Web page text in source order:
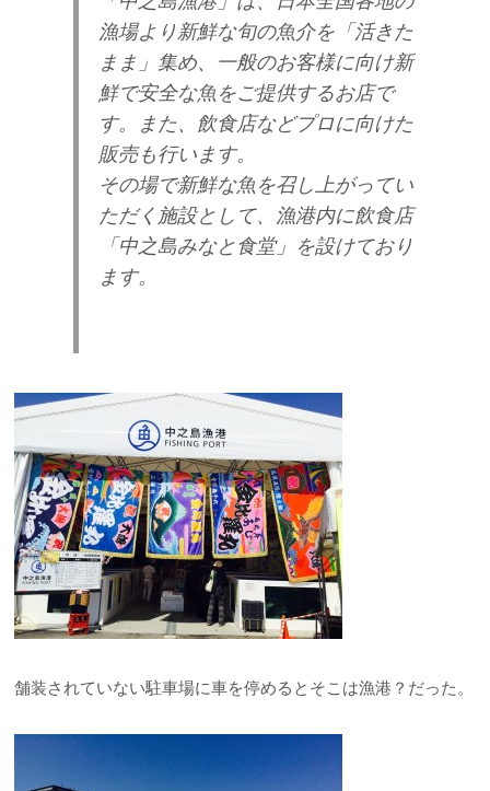
漁場より新鮮な旬の魚介を「活きた
まま」集め、一般のお客様に向け新
鮮で安全な魚をご提供するお店で
す。また、飲食店などプロに向けた
販売も行います。
その場で新鮮な魚を召し上がってい
ただく施設として、漁港内に飲食店
「中之島みなと食堂」を設けており
ます。
舗装されていない駐車場に車を停めるとそこは漁港？だった。